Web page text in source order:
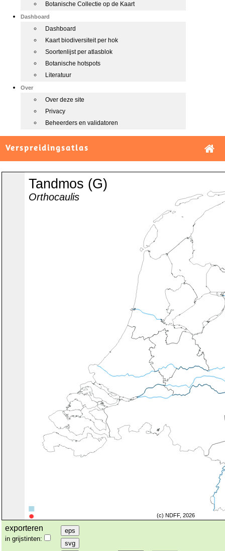
Botanische Collectie op de Kaart
Dashboard
Dashboard
Kaart biodiversiteit per hok
Soortenlijst per atlasblok
Botanische hotspots
Literatuur
Over
Over deze site
Privacy
Beheerders en validatoren
Verspreidingsatlas